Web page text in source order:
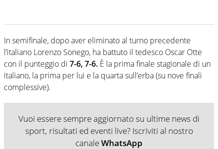
In semifinale, dopo aver eliminato al turno precedente
l’italiano Lorenzo Sonego, ha battuto il tedesco Oscar Otte
con il punteggio di 7-6, 7-6. È la prima finale stagionale di un
italiano, la prima per lui e la quarta sull’erba (su nove finali
complessive).
Vuoi essere sempre aggiornato su ultime news di
sport, risultati ed eventi live? Iscriviti al nostro
canaleWhatsApp